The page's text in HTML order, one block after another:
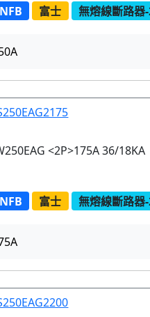
NFB 富士 無熔線斷路器
<2P>175A 36/18KA
NFB 富士 無熔線斷路器